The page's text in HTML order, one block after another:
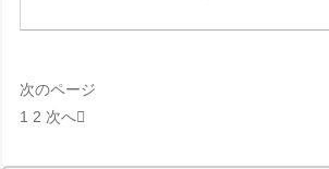
次のページ
1 2 次へ